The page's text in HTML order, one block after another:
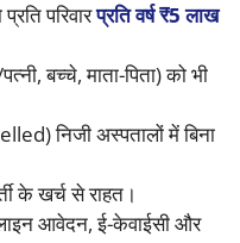
परिवारप्रति वर्ष ₹5 लाख
बच्चे, माता-पिता) को भी
निजी अस्पतालों में बिना
के खर्च से राहत।
आवेदन, ई-केवाईसी और